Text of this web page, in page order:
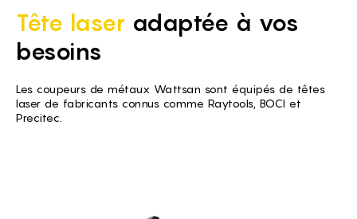
Tête laser adaptée à vos
besoins
Les coupeurs de métaux Wattsan sont équipés de têtes
laser de fabricants connus comme Raytools, BOCI et
Precitec.